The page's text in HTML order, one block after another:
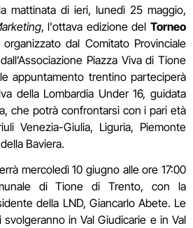
mattinata di ieri, lunedì 25 maggio,
, l'ottava edizione del Torneo
organizzato dal Comitato Provinciale
Piazza Viva di Tione
appuntamento trentino parteciperà
della Lombardia Under 16, guidata
che potrà confrontarsi con i pari età
Venezia-Giulia, Liguria, Piemonte
Baviera.
mercoledì 10 giugno alle ore 17:00
di Tione di Trento, con la
della LND, Giancarlo Abete. Le
in Val Giudicarie e in Val